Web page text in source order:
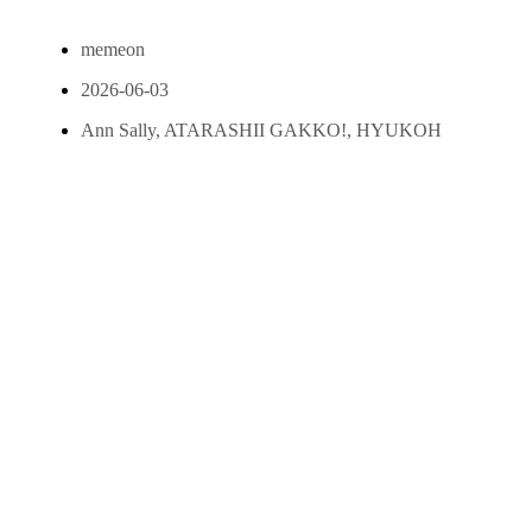
memeon
2026-06-03
Ann Sally, ATARASHII GAKKO!, HYUKOH